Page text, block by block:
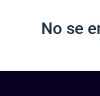
No se